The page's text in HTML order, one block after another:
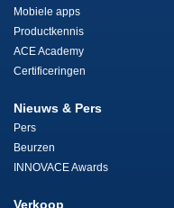
Mobiele apps
Productkennis
ACE Academy
Certificeringen
Nieuws & Pers
Pers
Beurzen
INNOVACE Awards
Verkoop